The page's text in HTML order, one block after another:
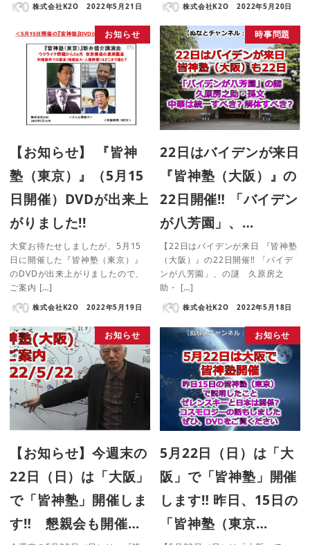
株式会社K2O 2022年5月21日 株式会社K2O 2022年5月20日
お知らせ
【お知らせ】 『皆神
塾（東京）』（5月15
日開催）DVDが出来上
がりました!!
大変お待たせしましたが、5月15
日に開催した『皆神塾（東京）』
のDVDが出来上がりましたので、
ご案内 […]
株式会社K2O 2022年5月19日
時事問題
22日はバイデンが来日
『皆神塾（大阪）』の
22日開催‼ 「バイデン
が八芳園」、…
【22日はバイデンが来日 『皆神塾
（大阪）』の22日開催‼ 「バイデ
ンが八芳園」、の謎 久原房之
助・ […]
株式会社K2O 2022年5月18日
お知らせ
【お知らせ】今週末の
22日（日）は「大阪」
で「皆神塾」開催しま
す‼ 懇親会も開催…
お知らせ
5月22日（日）は「大
阪」で「皆神塾」開催
します‼ 昨日、15日の
「皆神塾（東京…